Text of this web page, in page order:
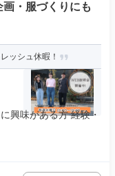
・服づくりにも
ッシュ休暇！
興味がある方 経験・